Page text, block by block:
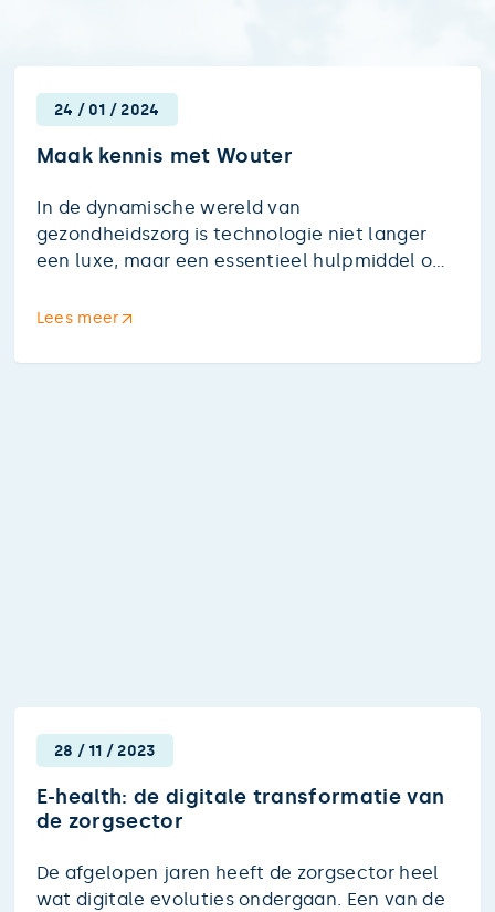
24 / 01 / 2024
Maak kennis met Wouter
In de dynamische wereld van
gezondheidszorg is technologie niet langer
een luxe, maar een essentieel hulpmiddel om
Ziekenhuizen en zorginstellingen zijn echter
aanvullende verantwoordelijkheid wordt
Lees meer
28 / 11 / 2023
E-health: de digitale transformatie van
de zorgsector
De afgelopen jaren heeft de zorgsector heel
wat digitale evoluties ondergaan. Een van de